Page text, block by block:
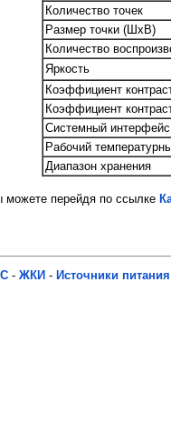
Количество точек
Размер точки (ШxВ)
Количество
Яркость
Коэффициент
Коэффициент
Системный интерфейс
Рабочий
Диапазон хранения
перейдя по ссылке
- ЖКИ - Источники питания